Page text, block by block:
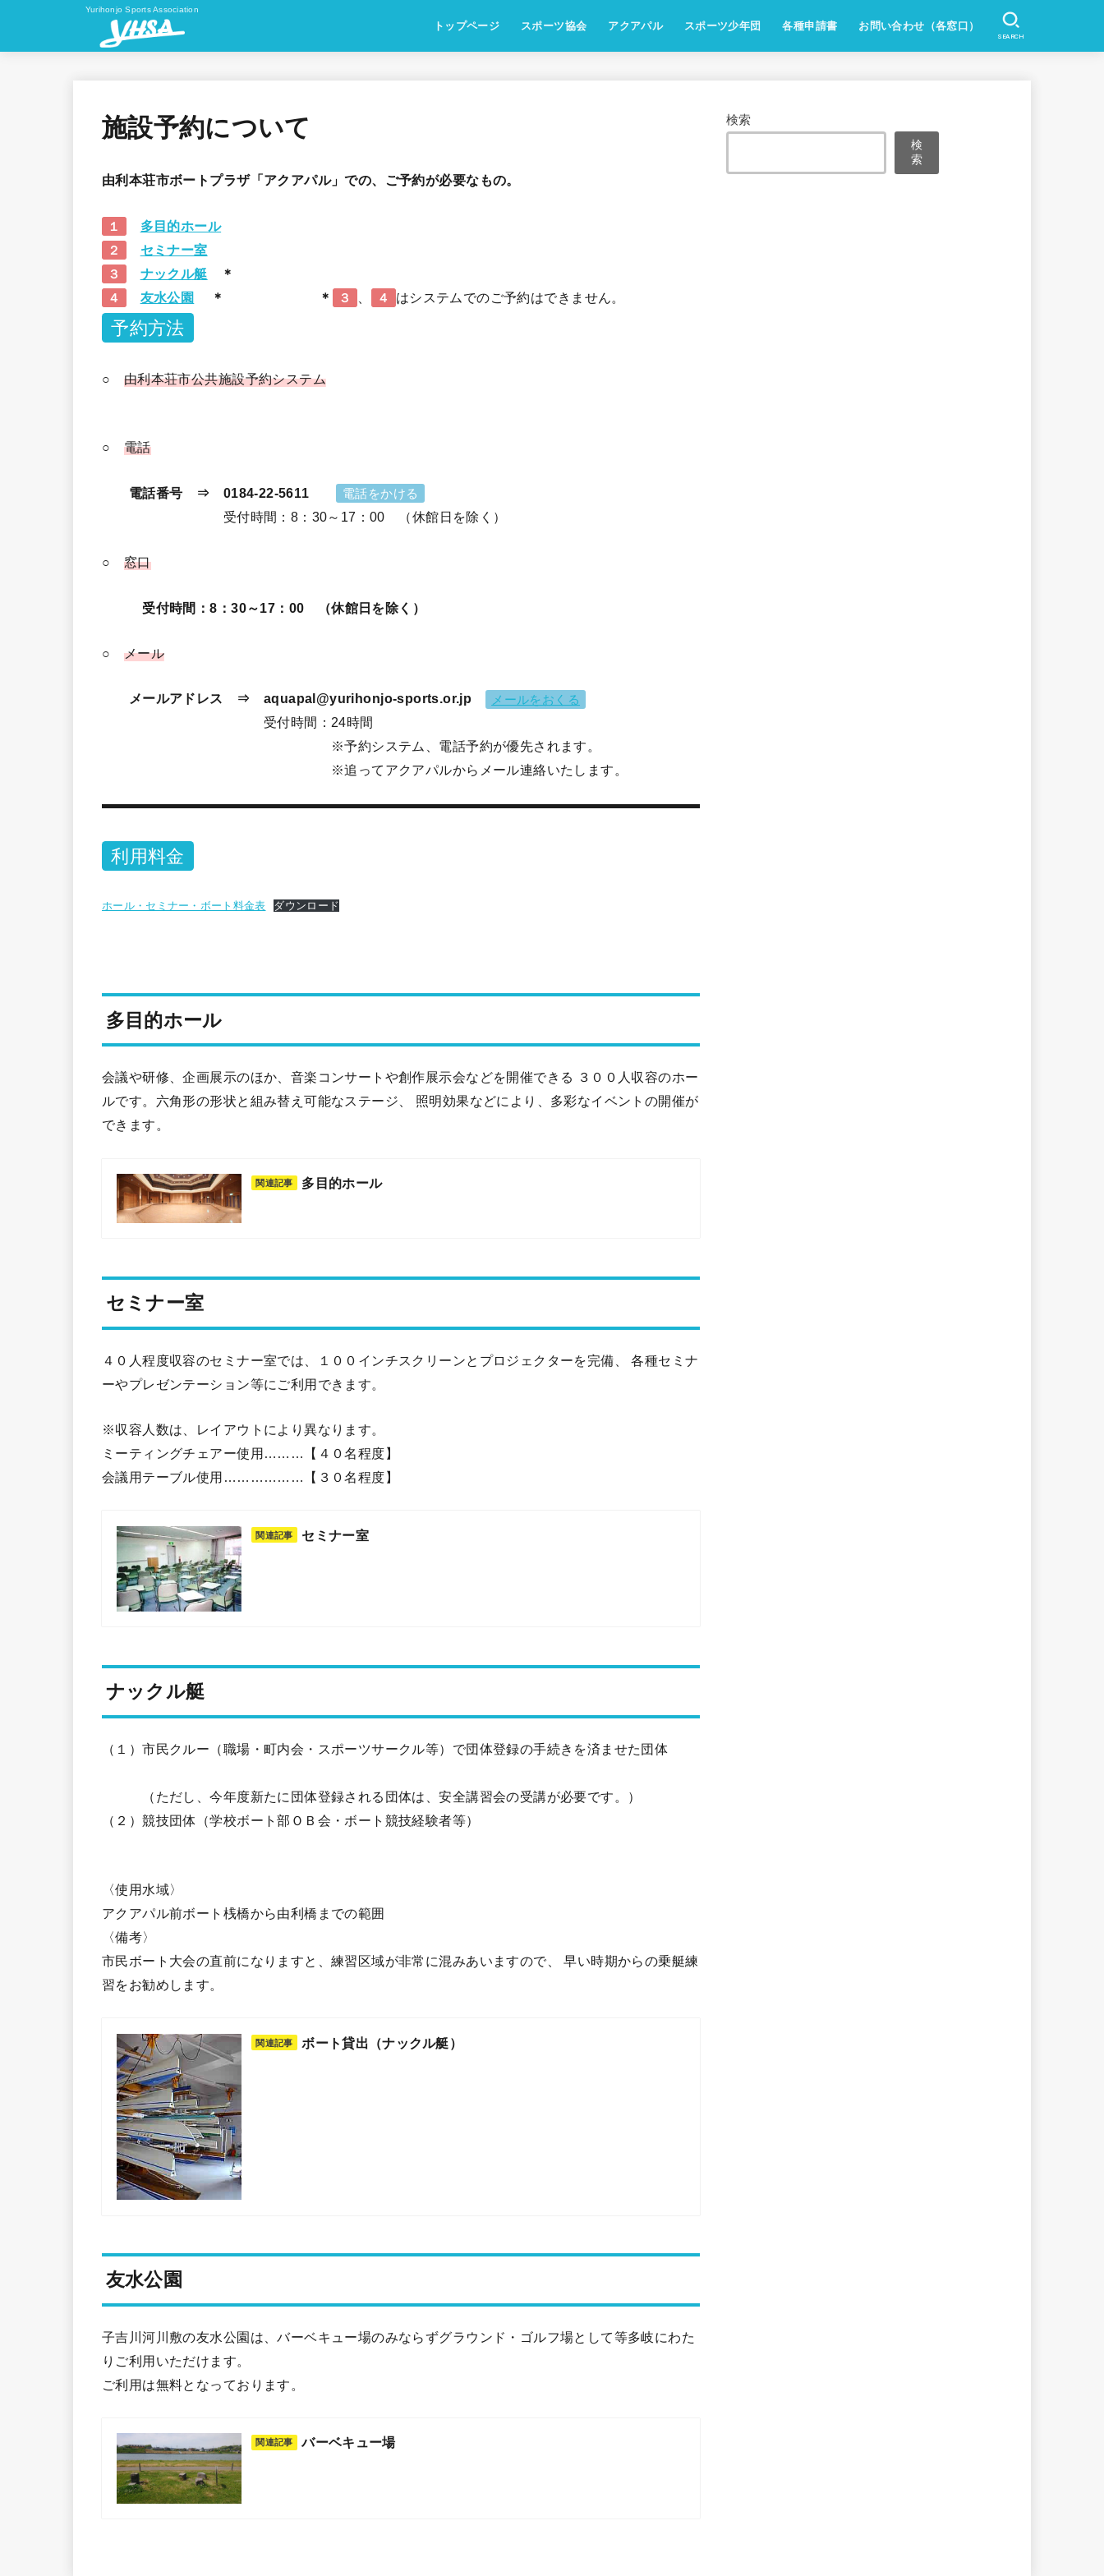
Yurihonjo Sports Association
トップページ スポーツ協会 アクアパル スポーツ少年団 各種申請書 お問い合わせ（各窓口）
SEARCH
施設予約について
由利本荘市ボートプラザ「アクアパル」での、ご予約が必要なもの。
１ 多目的ホール
２ セミナー室
３ ナックル艇 ＊
４ 友水公園 ＊ ＊ ３ ４ はシステムでのご予約はできません。
予約方法
○ 由利本荘市公共施設予約システム
○ 電話
電話番号 ⇒ 0184-22-5611 電話をかける
受付時間：8：30～17：00 （休館日を除く）
○ 窓口
受付時間：8：30～17：00 （休館日を除く）
○ メール
メールアドレス ⇒ aquapal@yurihonjo-sports.or.jp メールをおくる
受付時間：24時間
※予約システム、電話予約が優先されます。
※追ってアクアパルからメール連絡いたします。
利用料金
ホール・セミナー・ボート料金表 ダウンロード
多目的ホール
会議や研修、企画展示のほか、音楽コンサートや創作展示会などを開催できる ３００人収容のホー
ルです。六角形の形状と組み替え可能なステージ、 照明効果などにより、多彩なイベントの開催が
できます。
関連記事 多目的ホール
セミナー室
４０人程度収容のセミナー室では、１００インチスクリーンとプロジェクターを完備、 各種セミナ
ーやプレゼンテーション等にご利用できます。
※収容人数は、レイアウトにより異なります。
ミーティングチェアー使用………【４０名程度】
会議用テーブル使用………………【３０名程度】
関連記事 セミナー室
ナックル艇
（１）市民クルー（職場・町内会・スポーツサークル等）で団体登録の手続きを済ませた団体
（ただし、今年度新たに団体登録される団体は、安全講習会の受講が必要です。）
（２）競技団体（学校ボート部ＯＢ会・ボート競技経験者等）
〈使用水域〉
アクアパル前ボート桟橋から由利橋までの範囲
〈備考〉
市民ボート大会の直前になりますと、練習区域が非常に混みあいますので、 早い時期からの乗艇練
習をお勧めします。
関連記事 ボート貸出（ナックル艇）
友水公園
子吉川河川敷の友水公園は、バーベキュー場のみならずグラウンド・ゴルフ場として等多岐にわた
りご利用いただけます。
ご利用は無料となっております。
関連記事 バーベキュー場
検索
検
索